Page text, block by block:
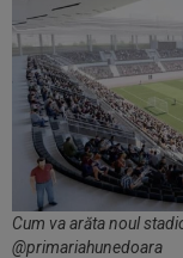
Cum va arăta noul
@primariahunedoara